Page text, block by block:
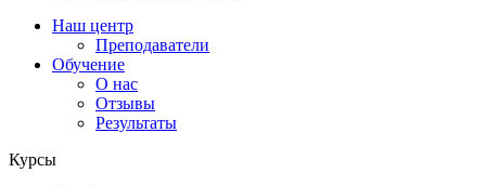
Наш центр
Преподаватели
Обучение
О нас
Отзывы
Результаты
Курсы